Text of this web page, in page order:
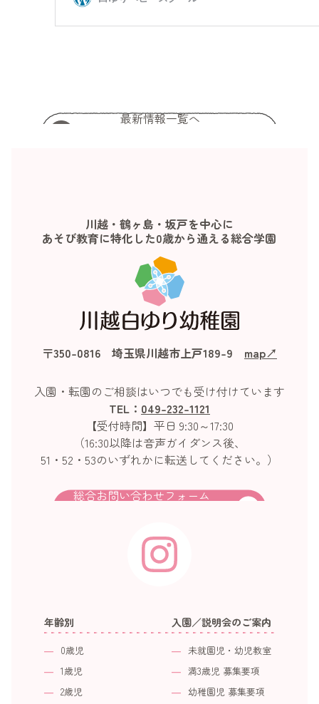
最新情報一覧へ
川越・鶴ヶ島・坂戸を中心に
あそび教育に特化した0歳から通える総合学園
〒350-0816 埼玉県川越市上戸189-9 map↗︎
入園・転園のご相談はいつでも受け付けています
TEL： 049-232-1121
【受付時間】平日 9:30～17:30
（16:30以降は音声ガイダンス後、
51・52・53のいずれかに転送してください。）
総合お問い合わせフォーム
年齢別
0歳児
1歳児
2歳児
入園／説明会のご案内
未就園児・幼児教室
満3歳児 募集要項
幼稚園児 募集要項